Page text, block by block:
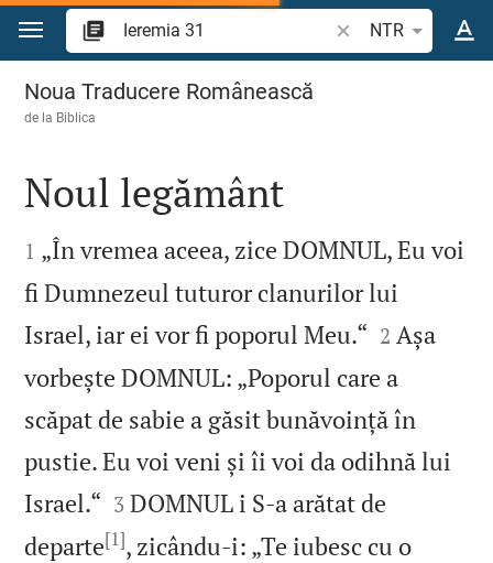
Sari la conținut
Căutați un verset
NTR
Ieremia 31
Noua Traducere Românească
de la Biblica

Noul legământ

1 „În vremea aceea, zice DOMNUL, Eu voi
fi Dumnezeul tuturor clanurilor lui
Israel, iar ei vor fi poporul Meu.“ 

2 Așa
vorbește DOMNUL: „Poporul care a
scăpat de sabie a găsit bunăvoință în
pustie. Eu voi veni și îi voi da odihnă lui
Israel.“ 

3 DOMNUL i S‑a arătat de
departe[1], zicându‑i: „Te iubesc cu o